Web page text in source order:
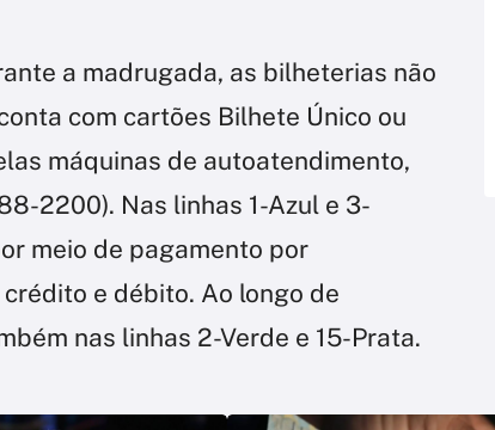
a madrugada, as bilheterias não
com cartões Bilhete Único ou
máquinas de autoatendimento,
2200). Nas linhas 1-Azul e 3-
meio de pagamento por
e débito. Ao longo de
nas linhas 2-Verde e 15-Prata.